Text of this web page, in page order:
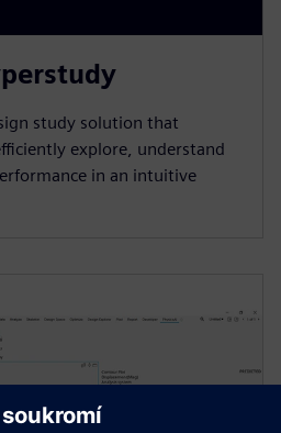
study solution that
explore, understand
in an intuitive